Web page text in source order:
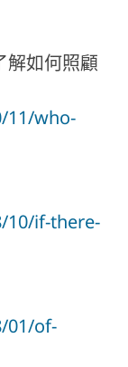
解如何照顧
11/who-
10/if-there-
01/of-